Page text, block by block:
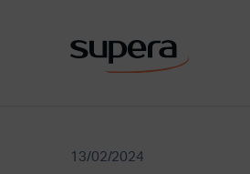
13/02/2024